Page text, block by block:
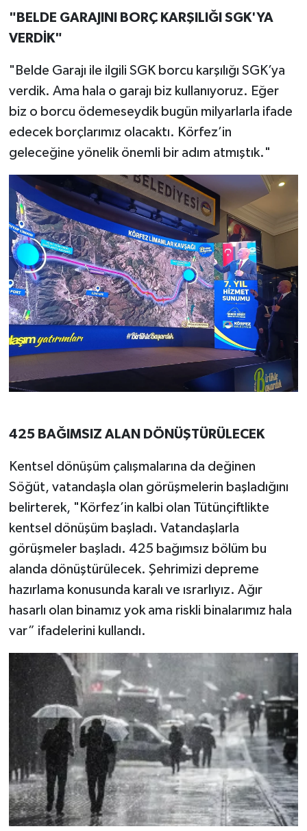
"BELDE GARAJINI BORÇ KARŞILIĞI SGK'YA
VERDİK"
"Belde Garajı ile ilgili SGK borcu karşılığı SGK’ya
verdik. Ama hala o garajı biz kullanıyoruz. Eğer
biz o borcu ödemeseydik bugün milyarlarla ifade
edecek borçlarımız olacaktı. Körfez’in
geleceğine yönelik önemli bir adım atmıştık."
425 BAĞIMSIZ ALAN DÖNÜŞTÜRÜLECEK
Kentsel dönüşüm çalışmalarına da değinen
Söğüt, vatandaşla olan görüşmelerin başladığını
belirterek, "Körfez’in kalbi olan Tütünçiftlikte
kentsel dönüşüm başladı. Vatandaşlarla
görüşmeler başladı. 425 bağımsız bölüm bu
alanda dönüştürülecek. Şehrimizi depreme
hazırlama konusunda karalı ve ısrarlıyız. Ağır
hasarlı olan binamız yok ama riskli binalarımız hala
var” ifadelerini kullandı.